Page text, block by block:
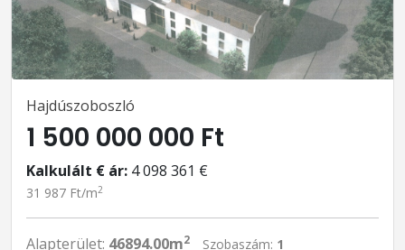
Hajdúszoboszló
1 500 000 000 Ft
Kalkulált € ár: 4 098 361 €
31 987 Ft/m2
Alapterület: 46894.00m2 Szobaszám: 1